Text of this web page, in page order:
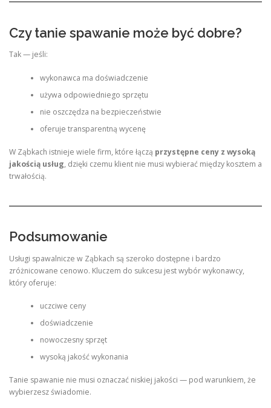
Czy tanie spawanie może być dobre?
Tak — jeśli:
wykonawca ma doświadczenie
używa odpowiedniego sprzętu
nie oszczędza na bezpieczeństwie
oferuje transparentną wycenę
W Ząbkach istnieje wiele firm, które łączą przystępne ceny z wysoką
jakością usług, dzięki czemu klient nie musi wybierać między kosztem a
trwałością.
Podsumowanie
Usługi spawalnicze w Ząbkach są szeroko dostępne i bardzo
zróżnicowane cenowo. Kluczem do sukcesu jest wybór wykonawcy,
który oferuje:
uczciwe ceny
doświadczenie
nowoczesny sprzęt
wysoką jakość wykonania
Tanie spawanie nie musi oznaczać niskiej jakości — pod warunkiem, że
wybierzesz świadomie.